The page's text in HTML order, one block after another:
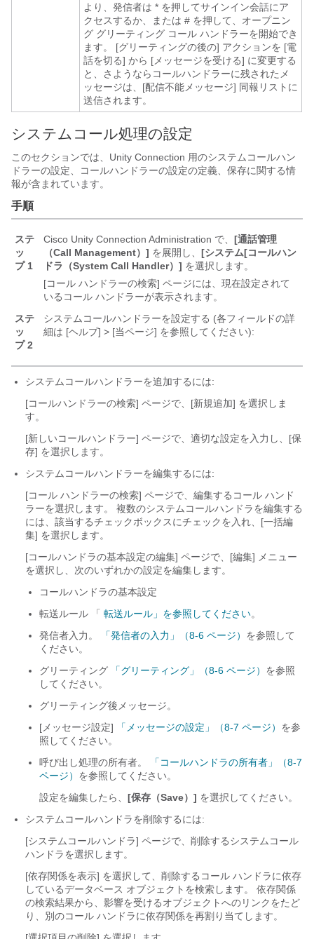
より、発信者は * を押してサインイン会話にア
クセスするか、または # を押して、オープニン
グ グリーティング コール ハンドラーを開始でき
ます。 [グリーティングの後の] アクションを [電
話を切る] から [メッセージを受ける] に変更する
と、さようならコールハンドラーに残されたメ
ッセージは、[配信不能メッセージ] 同報リストに
送信されます。
システムコール処理の設定
このセクションでは、Unity Connection 用のシステムコールハン
ドラーの設定、コールハンドラーの設定の定義、保存に関する情
報が含まれています。
手順
ステ
ッ
プ 1
Cisco Unity Connection Administration で、 [通話管理
（Call Management）] を展開し、 [システム[コールハン
ドラ（System Call Handler）] を選択します。
[コール ハンドラーの検索] ページには、現在設定されて
いるコール ハンドラーが表示されます。
ステ
ッ
プ 2
システムコールハンドラーを設定する (各フィールドの詳
細は [ヘルプ] > [当ページ] を参照してください):
システムコールハンドラーを追加するには:
[コールハンドラーの検索] ページで、[新規追加] を選択しま
す。
[新しいコールハンドラー] ページで、適切な設定を入力し、[保
存] を選択します。
システムコールハンドラーを編集するには:
[コール ハンドラーの検索] ページで、編集するコール ハンド
ラーを選択します。 複数のシステムコールハンドラを編集する
には、該当するチェックボックスにチェックを入れ、[一括編
集] を選択します。
[コールハンドラの基本設定の編集] ページで、[編集] メニュー
を選択し、次のいずれかの設定を編集します。
コールハンドラの基本設定
転送ルール 「 転送ルール」を参照してください。
発信者入力。
「発信者の入力」（8-6 ページ） を参照して
ください。
グリーティング
「グリーティング」（8-6 ページ） を参照
してください。
グリーティング後メッセージ。
[メッセージ設定]
「メッセージの設定」（8-7 ページ） を参
照してください。
呼び出し処理の所有者。
「コールハンドラの所有者」（8-7
ページ） を参照してください。
設定を編集したら、 [保存（Save）] を選択してください。
システムコールハンドラを削除するには:
[システムコールハンドラ] ページで、削除するシステムコール
ハンドラを選択します。
[依存関係を表示] を選択して、削除するコール ハンドラに依存
しているデータベース オブジェクトを検索します。 依存関係
の検索結果から、影響を受けるオブジェクトへのリンクをたど
り、別のコール ハンドラに依存関係を再割り当てします。